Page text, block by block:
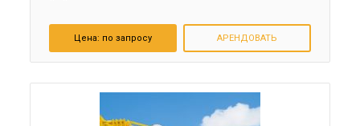
Цена: по запросу АРЕНДОВАТЬ